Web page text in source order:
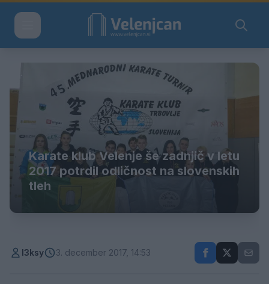
Karate klub Velenje še zadnjič v letu
2017 potrdil odličnost na slovenskih
tleh
l3ksy 3. december 2017, 14:53